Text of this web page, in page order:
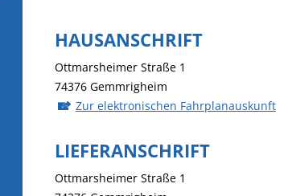
HAUSANSCHRIFT
Ottmarsheimer Straße 1
74376 Gemmrigheim
Zur elektronischen Fahrplanauskunft
LIEFERANSCHRIFT
Ottmarsheimer Straße 1